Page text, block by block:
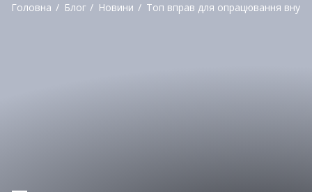
Головна Блог Новини Топ вправ для опрацювання